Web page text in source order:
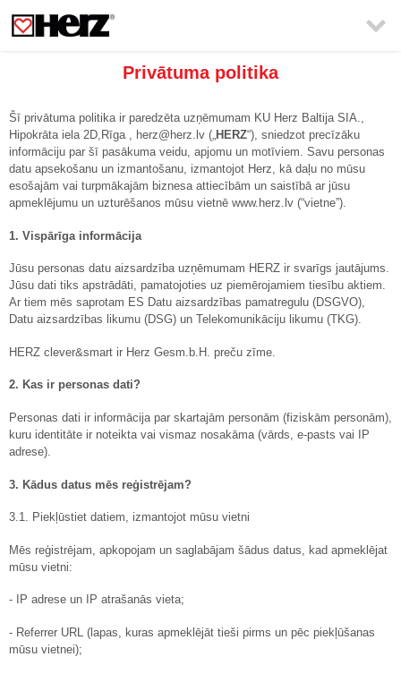

Privātuma politika
Šī privātuma politika ir paredzēta uzņēmumam KU Herz Baltija SIA.,
Hipokrāta iela 2D,Rīga , herz@herz.lv („HERZ“), sniedzot precīzāku
informāciju par šī pasākuma veidu, apjomu un motīviem. Savu personas
datu apsekošanu un izmantošanu, izmantojot Herz, kā daļu no mūsu
esošajām vai turpmākajām biznesa attiecībām un saistībā ar jūsu
apmeklējumu un uzturēšanos mūsu vietnē www.herz.lv (“vietne”).
1. Vispārīga informācija
Jūsu personas datu aizsardzība uzņēmumam HERZ ir svarīgs jautājums.
Jūsu dati tiks apstrādāti, pamatojoties uz piemērojamiem tiesību aktiem.
Ar tiem mēs saprotam ES Datu aizsardzības pamatregulu (DSGVO),
Datu aizsardzības likumu (DSG) un Telekomunikāciju likumu (TKG).
HERZ clever&smart ir Herz Gesm.b.H. preču zīme.
2. Kas ir personas dati?
Personas dati ir informācija par skartajām personām (fiziskām personām),
kuru identitāte ir noteikta vai vismaz nosakāma (vārds, e-pasts vai IP
adrese).
3. Kādus datus mēs reģistrējam?
3.1. Piekļūstiet datiem, izmantojot mūsu vietni
Mēs reģistrējam, apkopojam un saglabājam šādus datus, kad apmeklējat
mūsu vietni:
- IP adrese un IP atrašanās vieta;
- Referrer URL (lapas, kuras apmeklējāt tieši pirms un pēc piekļūšanas
mūsu vietnei);